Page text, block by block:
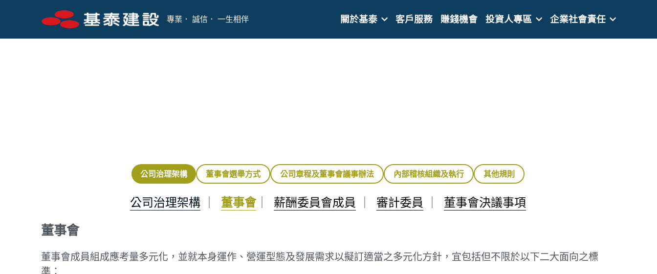
專業． 誠信． 一生相伴 關於基泰 客戶服務 賺錢機會 投資人專區 企業社會責任
公司治理架構｜ 董事會｜ 薪酬委員會成員｜ 審計委員｜ 董事會決議事項
董事會成員組成應考量多元化，並就本身運作、營運型態及發展需求以擬訂適當之多元化方針，宜包括但不限於以下二大面向之標
準：
一、基本條件與價值：性別、年齡、國籍及文化等。